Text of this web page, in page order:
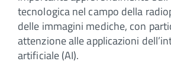
tecnologica nel campo della
delle immagini mediche, con
attenzione alle applicazioni
artificiale (AI).